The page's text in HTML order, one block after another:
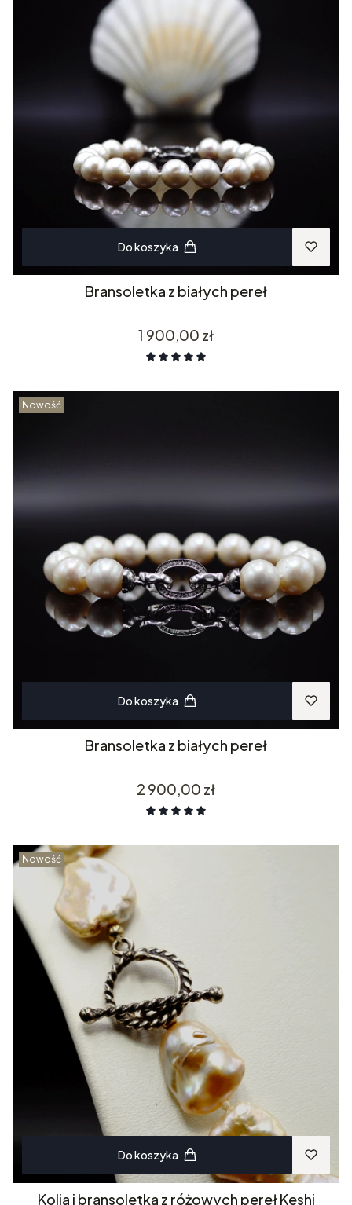
Do koszyka
Bransoletka z białych pereł
Cena
1 900,00 zł
Nowość
Do koszyka
Bransoletka z białych pereł
Cena
2 900,00 zł
Nowość
Do koszyka
Kolia i bransoletka z różowych pereł Keshi